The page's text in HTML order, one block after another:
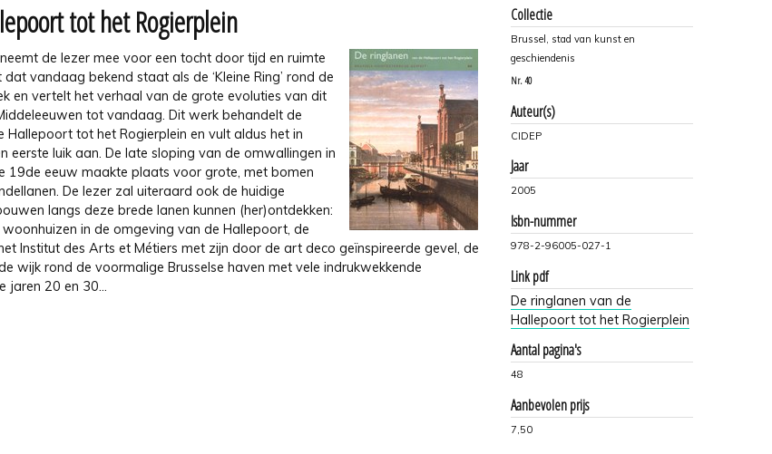
tot het Rogierplein
de lezer mee voor een tocht door tijd en ruimte
vandaag bekend staat als de ‘Kleine Ring’ rond de
en vertelt het verhaal van de grote evoluties van dit
tot vandaag. Dit werk behandelt de
Hallepoort tot het Rogierplein en vult aldus het in
eerste luik aan. De late sloping van de omwallingen in
19de eeuw maakte plaats voor grote, met bomen
De lezer zal uiteraard ook de huidige
langs deze brede lanen kunnen (her)ontdekken:
woonhuizen in de omgeving van de Hallepoort, de
Institut des Arts et Métiers met zijn door de art deco geïnspireerde gevel, de
wijk rond de voormalige Brusselse haven met vele indrukwekkende
jaren 20 en 30…
Collectie
Brussel, stad van kunst en
geschiendenis
Nr. 40
Auteur(s)
CIDEP
Jaar
2005
Isbn-nummer
978-2-96005-027-1
Link pdf
De ringlanen van de
Hallepoort tot het Rogierplein
Aantal pagina's
48
Aanbevolen prijs
7,50